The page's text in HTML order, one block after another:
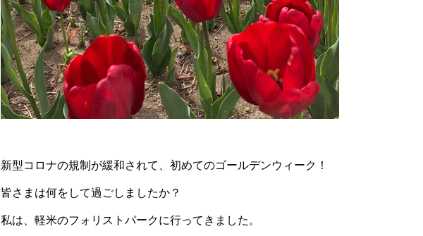
新型コロナの規制が緩和されて、初めてのゴールデンウィーク！
皆さまは何をして過ごしましたか？
私は、軽米のフォリストパークに行ってきました。